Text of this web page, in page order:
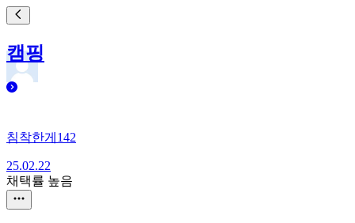
캠핑
침착한게142
25.02.22
채택률 높음